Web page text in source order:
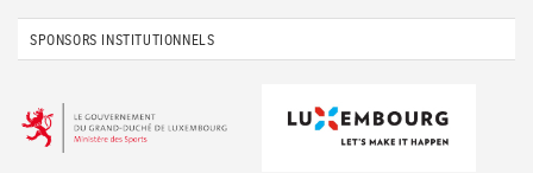
SPONSORS INSTITUTIONNELS